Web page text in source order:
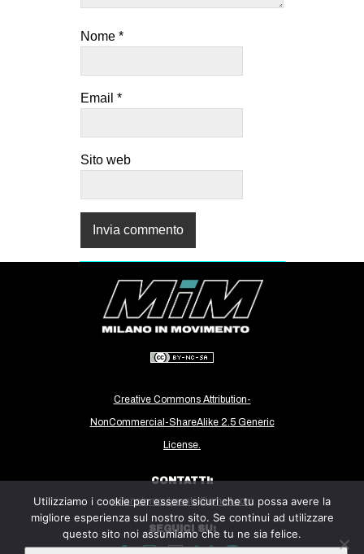
Nome *
Email *
Sito web
Creative Commons Attribution-
NonCommercial-ShareAlike 2.5 Generic
License.
CONTATTI:
milanoinmovimento@gmail.com
SEGUICI SU:
Utilizziamo i cookie per essere sicuri che tu possa avere la
migliore esperienza sul nostro sito. Se continui ad utilizzare
questo sito noi assumiamo che tu ne sia felice.